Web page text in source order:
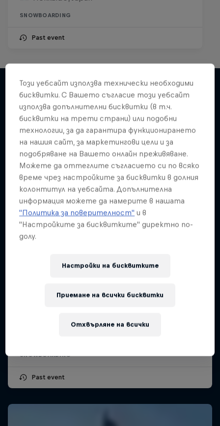
SNOWBOARDING
Past event
Подобни
Swatch Nines
SNOWBOARDING
Past event
Този уебсайт използва технически необходими
бисквитки. С Вашето съгласие този уебсайт
използва допълнителни бисквитки (в т.ч.
бисквитки на трети страни) или подобни
технологии, за да гарантира функционирането
на нашия сайт, за маркетингови цели и за
подобряване на Вашето онлайн преживяване.
Можете да оттеглите съгласието си по всяко
време чрез настройките за бисквитки в долния
колонтитул на уебсайта. Допълнителна
информация можете да намерите в нашата
"Политика за поверителност" и в
"Настройките за бисквитките" директно по-
долу.
Настройки на бисквитките
Отхвърляне на всички
Приемане на всички бисквитки